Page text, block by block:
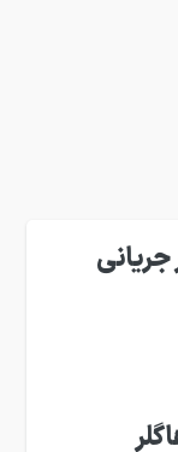
میلی بار جریانی